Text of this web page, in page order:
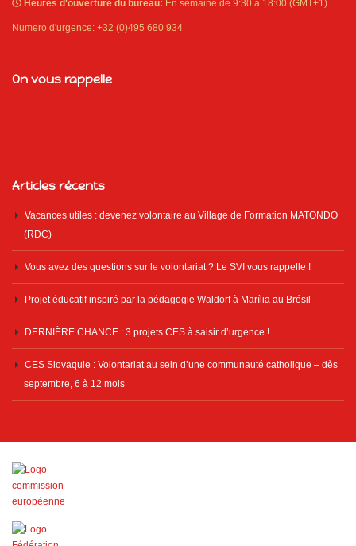
Heures d'ouverture du bureau: En semaine de 9:30 à 18:00 (GMT+1)
Numero d'urgence: +32 (0)495 680 934
On vous rappelle
Articles récents
Vacances utiles : devenez volontaire au Village de Formation MATONDO
(RDC)
Vous avez des questions sur le volontariat ? Le SVI vous rappelle !
Projet éducatif inspiré par la pédagogie Waldorf à Marília au Brésil
DERNIÈRE CHANCE : 3 projets CES à saisir d’urgence !
CES Slovaquie : Volontariat au sein d’une communauté catholique – dès
septembre, 6 à 12 mois